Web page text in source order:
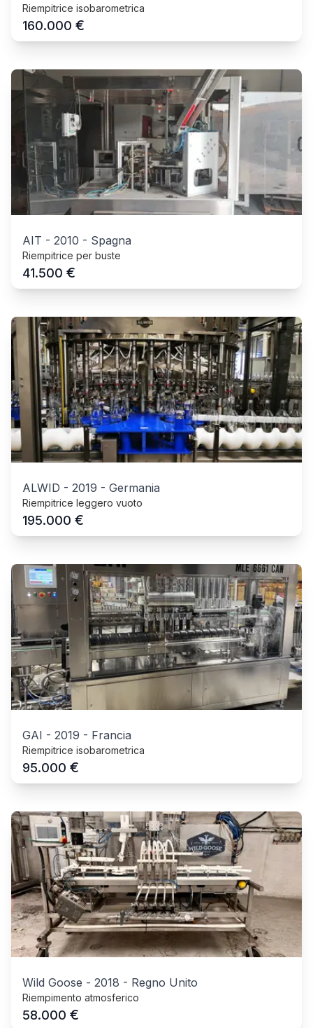
Riempitrice isobarometrica
160.000 €
AIT - 2010 - Spagna
Riempitrice per buste
41.500 €
ALWID - 2019 - Germania
Riempitrice leggero vuoto
195.000 €
GAI - 2019 - Francia
Riempitrice isobarometrica
95.000 €
Wild Goose - 2018 - Regno Unito
Riempimento atmosferico
58.000 €